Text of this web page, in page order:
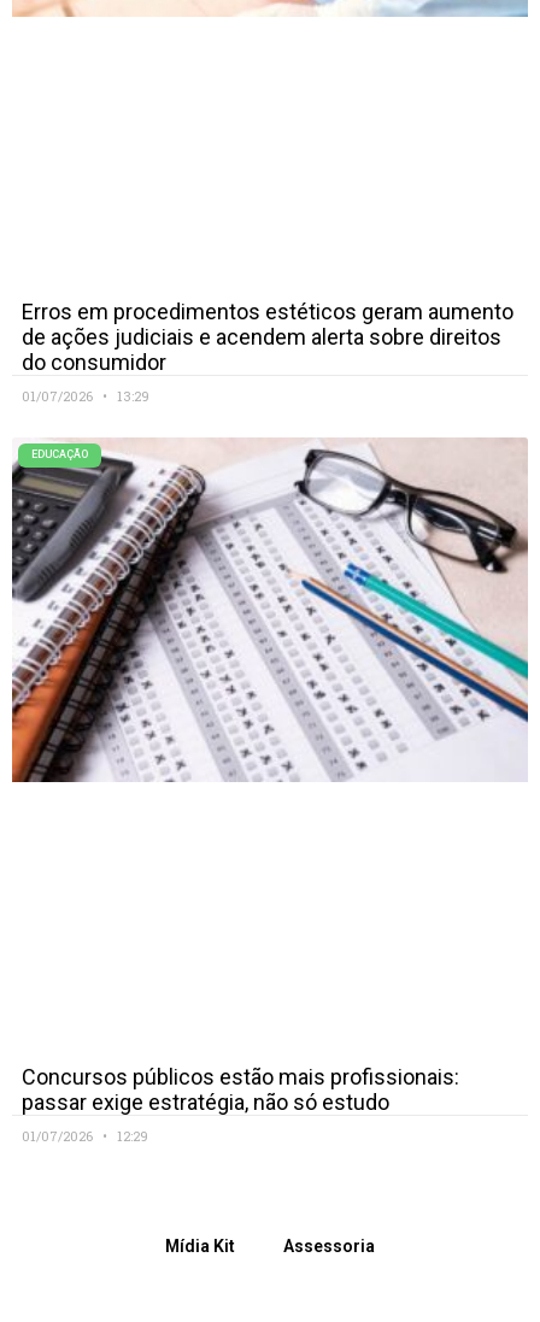
Erros em procedimentos estéticos geram aumento
de ações judiciais e acendem alerta sobre direitos
do consumidor
01/07/2026 13:29
EDUCAÇÃO
Concursos públicos estão mais profissionais:
passar exige estratégia, não só estudo
01/07/2026 12:29
Mídia Kit Assessoria